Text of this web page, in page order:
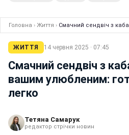
Головна › Життя › Смачний сендвіч з
ЖИТТЯ 14 червня 2025 · 07:45
Смачний сендвіч з
вашим улюбленим:
легко
Тетяна Самарук
редактор стрічки новин